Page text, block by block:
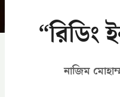
“রিডিং
নাজিম